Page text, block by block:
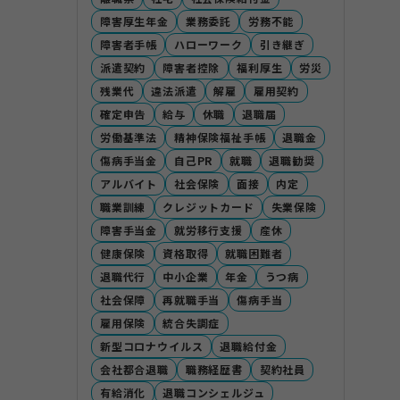
障害厚生年金
業務委託
労務不能
障害者手帳
ハローワーク
引き継ぎ
派遣契約
障害者控除 福利厚生
労災
残業代
違法派遣 解雇
雇用契約
確定申告
給与 休職
退職届
労働基準法
精神保険福祉手帳
退職金
傷病手当金
自己PR 就職
退職勧奨
アルバイト
社会保険 面接
内定
職業訓練
クレジットカード
失業保険
障害手当金
就労移行支援
産休
健康保険
資格取得
就職困難者
退職代行
中小企業 年金
うつ病
社会保障
再就職手当
傷病手当
雇用保険
統合失調症
新型コロナウイルス
退職給付金
会社都合退職
職務経歴書
契約社員
有給消化
退職コンシェルジュ